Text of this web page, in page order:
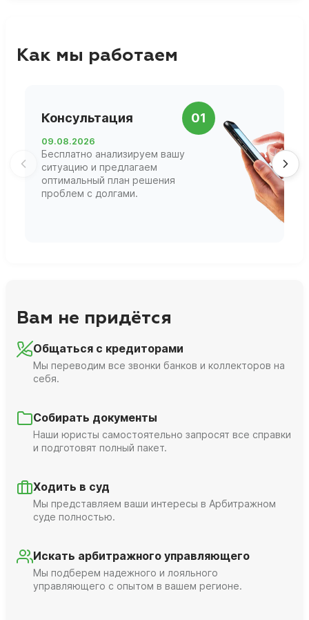
Как мы работаем
Консультация 01
09.08.2026
Бесплатно анализируем вашу
ситуацию и предлагаем
оптимальный план решения
проблем с долгами.
Вам не придётся
Общаться с кредиторами
Мы переводим все звонки банков и коллекторов на
себя.
Собирать документы
Наши юристы самостоятельно запросят все справки
и подготовят полный пакет.
Ходить в суд
Мы представляем ваши интересы в Арбитражном
суде полностью.
Искать арбитражного управляющего
Мы подберем надежного и лояльного
управляющего с опытом в вашем регионе.